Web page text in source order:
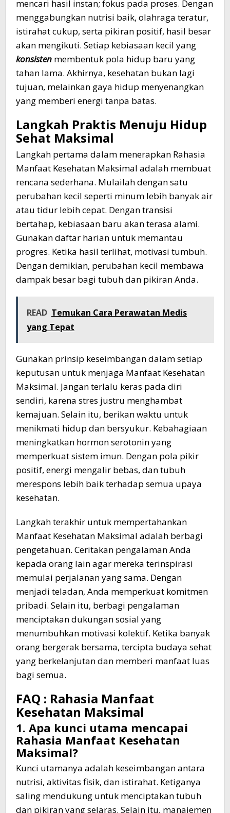
mencari hasil instan; fokus pada proses. Dengan
menggabungkan nutrisi baik, olahraga teratur,
istirahat cukup, serta pikiran positif, hasil besar
akan mengikuti. Setiap kebiasaan kecil yang
konsisten membentuk pola hidup baru yang
tahan lama. Akhirnya, kesehatan bukan lagi
tujuan, melainkan gaya hidup menyenangkan
yang memberi energi tanpa batas.
Langkah Praktis Menuju Hidup
Sehat Maksimal
Langkah pertama dalam menerapkan Rahasia
Manfaat Kesehatan Maksimal adalah membuat
rencana sederhana. Mulailah dengan satu
perubahan kecil seperti minum lebih banyak air
atau tidur lebih cepat. Dengan transisi
bertahap, kebiasaan baru akan terasa alami.
Gunakan daftar harian untuk memantau
progres. Ketika hasil terlihat, motivasi tumbuh.
Dengan demikian, perubahan kecil membawa
dampak besar bagi tubuh dan pikiran Anda.
READ Temukan Cara Perawatan Medis
yang Tepat
Gunakan prinsip keseimbangan dalam setiap
keputusan untuk menjaga Manfaat Kesehatan
Maksimal. Jangan terlalu keras pada diri
sendiri, karena stres justru menghambat
kemajuan. Selain itu, berikan waktu untuk
menikmati hidup dan bersyukur. Kebahagiaan
meningkatkan hormon serotonin yang
memperkuat sistem imun. Dengan pola pikir
positif, energi mengalir bebas, dan tubuh
merespons lebih baik terhadap semua upaya
kesehatan.
Langkah terakhir untuk mempertahankan
Manfaat Kesehatan Maksimal adalah berbagi
pengetahuan. Ceritakan pengalaman Anda
kepada orang lain agar mereka terinspirasi
memulai perjalanan yang sama. Dengan
menjadi teladan, Anda memperkuat komitmen
pribadi. Selain itu, berbagi pengalaman
menciptakan dukungan sosial yang
menumbuhkan motivasi kolektif. Ketika banyak
orang bergerak bersama, tercipta budaya sehat
yang berkelanjutan dan memberi manfaat luas
bagi semua.
FAQ : Rahasia Manfaat
Kesehatan Maksimal
1. Apa kunci utama mencapai
Rahasia Manfaat Kesehatan
Maksimal?
Kunci utamanya adalah keseimbangan antara
nutrisi, aktivitas fisik, dan istirahat. Ketiganya
saling mendukung untuk menciptakan tubuh
dan pikiran yang selaras. Selain itu, manajemen